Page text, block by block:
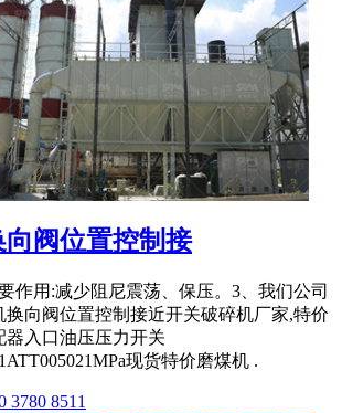
向阀位置控制接
作用:减少阻尼震荡、保压。3、我们公司
换向阀位置控制接近开关破碎机厂家,特价
器入口油压压力开关
现货特价磨煤机 .
3780 8511